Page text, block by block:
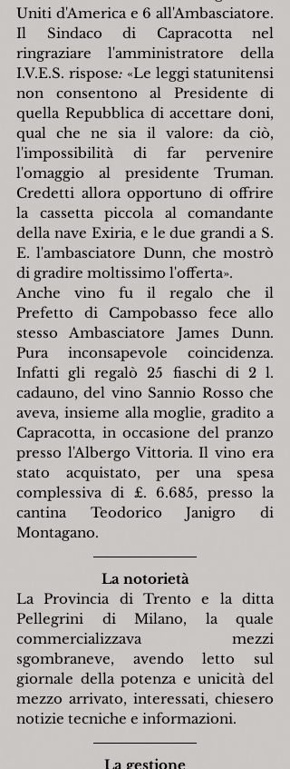
Uniti d'America e 6 all'Ambasciatore.
Il Sindaco di Capracotta nel
ringraziare l'amministratore della
I.V.E.S. rispose: «Le leggi statunitensi
non consentono al Presidente di
quella Repubblica di accettare doni,
qual che ne sia il valore: da ciò,
l'impossibilità di far pervenire
l'omaggio al presidente Truman.
Credetti allora opportuno di offrire
la cassetta piccola al comandante
della nave Exiria, e le due grandi a S.
E. l'ambasciatore Dunn, che mostrò
di gradire moltissimo l'offerta».
Anche vino fu il regalo che il
Prefetto di Campobasso fece allo
stesso Ambasciatore James Dunn.
Pura inconsapevole coincidenza.
Infatti gli regalò 25 fiaschi di 2 l.
cadauno, del vino Sannio Rosso che
aveva, insieme alla moglie, gradito a
Capracotta, in occasione del pranzo
presso l'Albergo Vittoria. Il vino era
stato acquistato, per una spesa
complessiva di £. 6.685, presso la
cantina Teodorico Janigro di
Montagano.
La notorietà
La Provincia di Trento e la ditta
Pellegrini di Milano, la quale
commercializzava mezzi
sgombraneve, avendo letto sul
giornale della potenza e unicità del
mezzo arrivato, interessati, chiesero
notizie tecniche e informazioni.
La gestione